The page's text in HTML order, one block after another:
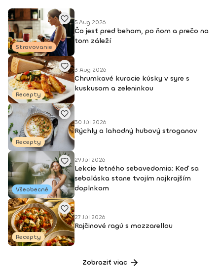
Stravovanie
5 Aug 2026
Čo jesť pred behom, po ňom a prečo na
tom záleží
Recepty
3 Aug 2026
Chrumkavé kuracie kúsky v syre s
kuskusom a zeleninkou
Recepty
30 Júl 2026
Rýchly a lahodný hubový stroganov
Všeobecné
29 Júl 2026
Lekcie letného sebavedomia: Keď sa
sebaláska stane tvojím najkrajším
doplnkom
Recepty
27 Júl 2026
Rajčinové ragú s mozzarellou
Zobraziť viac